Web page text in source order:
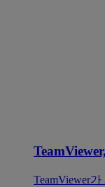
TeamViewer